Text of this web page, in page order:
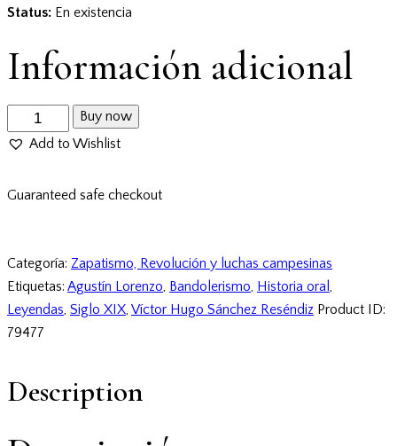
Status: En existencia
Información adicional
Buy now
Add to Wishlist
Guaranteed safe checkout
Categoría: Zapatismo, Revolución y luchas campesinas
Etiquetas: Agustín Lorenzo, Bandolerismo, Historia oral ,
Leyendas, Siglo XIX, Víctor Hugo Sánchez Reséndiz Product ID:
79477
Description